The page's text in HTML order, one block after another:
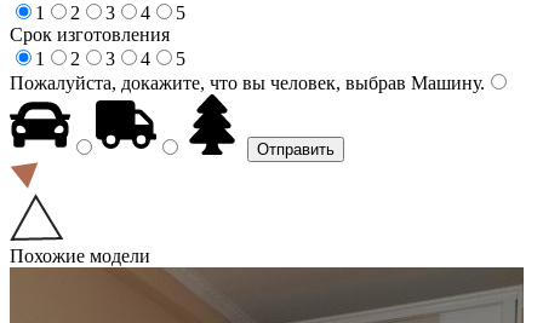
1
2 3 4
5
Срок изготовления
1
2 3 4
5
Пожалуйста, докажите, что вы человек, выбрав Машину.
Похожие модели